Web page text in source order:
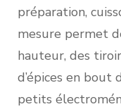
préparation,
mesure permet
hauteur, des
d’épices en bout
petits